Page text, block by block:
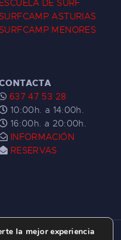
ESCUELA DE SURF
SURFCAMP ASTURIAS
SURFCAMP MENORES
637 47 53 28
10:00h. a 14:00h.
16:00h. a 20:00h.
INFORMACIÓN
RESERVAS
la mejor experiencia